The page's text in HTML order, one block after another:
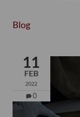
Blog
11
FEB
2022
0